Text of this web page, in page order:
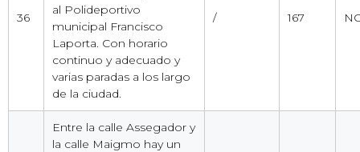
36
al Polideportivo
municipal Francisco
Laporta. Con horario
continuo y adecuado y
varias paradas a los largo
de la ciudad.
/ 167
Entre la calle Assegador y
la calle Maigmo hay un